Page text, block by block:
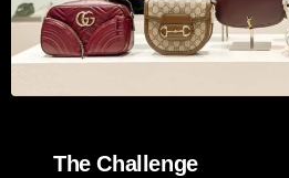
The Challenge